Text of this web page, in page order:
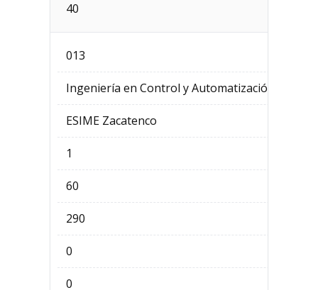
40
013
Ingeniería en Control y Automatización
ESIME Zacatenco
1
60
290
0
0